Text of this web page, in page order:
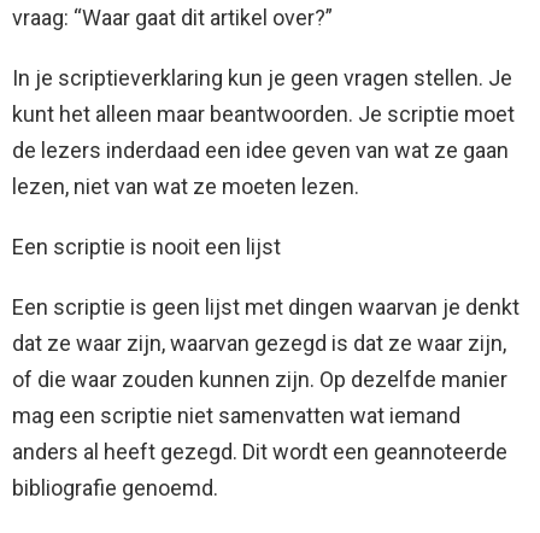
vraag: “Waar gaat dit artikel over?”
In je scriptieverklaring kun je geen vragen stellen. Je
kunt het alleen maar beantwoorden. Je scriptie moet
de lezers inderdaad een idee geven van wat ze gaan
lezen, niet van wat ze moeten lezen.
Een scriptie is nooit een lijst
Een scriptie is geen lijst met dingen waarvan je denkt
dat ze waar zijn, waarvan gezegd is dat ze waar zijn,
of die waar zouden kunnen zijn. Op dezelfde manier
mag een scriptie niet samenvatten wat iemand
anders al heeft gezegd. Dit wordt een geannoteerde
bibliografie genoemd.